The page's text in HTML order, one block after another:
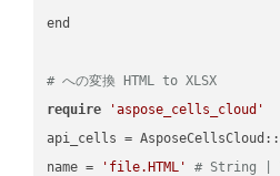
end
# への変換 HTML to XLSX
require
'aspose_cells_cloud'
api_cells =
name =
'file.HTML' # String |